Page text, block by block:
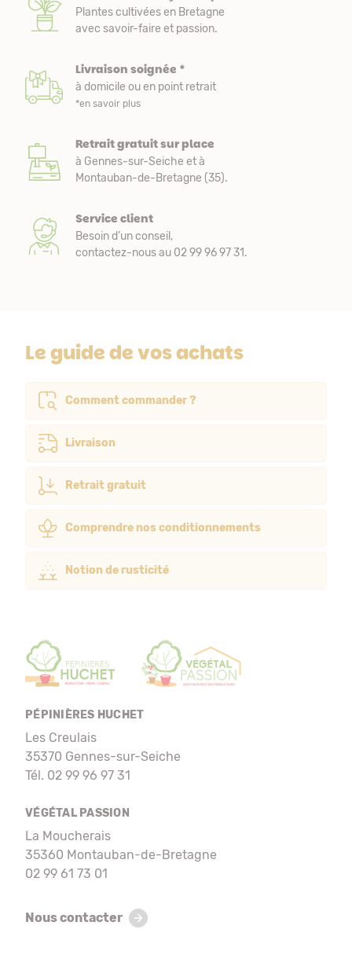
Plantes cultivées en Bretagne
avec savoir-faire et passion.
Livraison soignée *
à domicile ou en point retrait
*en savoir plus
Retrait gratuit sur place
à Gennes-sur-Seiche et à
Montauban-de-Bretagne (35).
Service client
Besoin d’un conseil,
contactez-nous au 02 99 96 97 31.
Le guide de vos achats
Comment commander ?
Livraison
Retrait gratuit
Comprendre nos conditionnements
Notion de rusticité
PÉPINIÈRES HUCHET
Les Creulais
35370 Gennes-sur-Seiche
Tél. 02 99 96 97 31
VÉGÉTAL PASSION
La Moucherais
35360 Montauban-de-Bretagne
02 99 61 73 01
Nous contacter